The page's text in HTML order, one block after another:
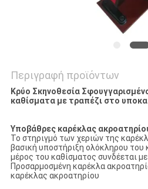
Περιγραφή προϊόντων
Κρύο Σκηνοθεσία
καθίσματα με τραπέζι στο
Υποβάθρες καρέκλας
Το στηριγμό των χεριών της
βασική υποστήριξη ολόκληρου του
μέρος του καθίσματος συνδέεται
Προσαρμοσμένη καρέκλα
καρέκλας ακροατηρίου